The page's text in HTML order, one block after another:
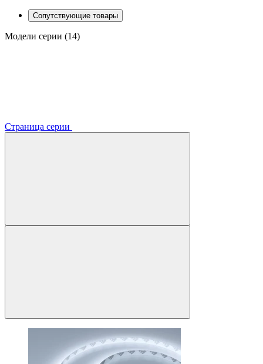
Сопутствующие товары
Модели серии (14)
Страница серии